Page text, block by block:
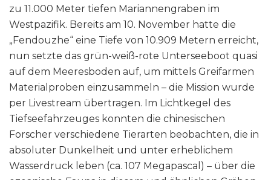
zu 11.000 Meter tiefen Mariannengraben im
Westpazifik. Bereits am 10. November hatte die
„Fendouzhe“ eine Tiefe von 10.909 Metern erreicht,
nun setzte das grün-weiß-rote Unterseeboot quasi
auf dem Meeresboden auf, um mittels Greifarmen
Materialproben einzusammeln – die Mission wurde
per Livestream übertragen. Im Lichtkegel des
Tiefseefahrzeuges konnten die chinesischen
Forscher verschiedene Tierarten beobachten, die in
absoluter Dunkelheit und unter erheblichem
Wasserdruck leben (ca. 107 Megapascal) – über die